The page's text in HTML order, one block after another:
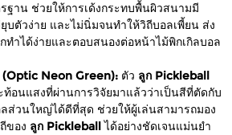
ฐาน ช่วยให้การเด้งกระทบพื้นผิวสนามมี
บตัวง่าย และไม่นิ่มจนทำให้วิถีบอลเพี้ยน ส่ง
ทำได้ง่ายและตอบสนองต่อหน้าไม้พิกเกิลบอล
(Optic Neon Green): ตัว ลูก Pickleball
ท้อนแสงที่ผ่านการวิจัยมาแล้วว่าเป็นสีที่ตัดกับ
ส่วนใหญ่ได้ดีที่สุด ช่วยให้ผู้เล่นสามารถมอง
ของ ลูก Pickleballได้อย่างชัดเจนแม่นยำ